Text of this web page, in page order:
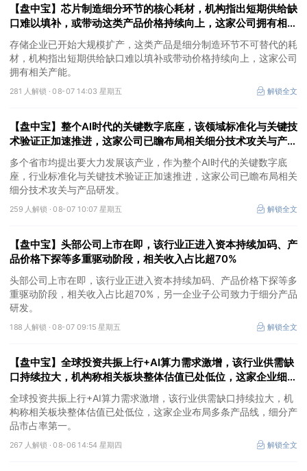
【盘中宝】芯片制造细分环节的核心耗材，机构指出短期供给缺
口难以填补，或带动这类产品价格持续向上，这家公司拥有相关
产能
存储企业已开始大规模扩产，这类产品是细分制造环节不可替代的耗
材，机构指出短期供给缺口难以填补或带动价格持续向上，这家公司
拥有相关产能。
281 人解锁 ·08-07 14:03 星期五 解锁全文
【盘中宝】整个AI时代的关键数字底座，该领域标准化与关键技
术验证正加速推进，这家公司已瞻布局相关细分技术攻关与产品
研发
多个省市均提出要大力发展该产业，作为整个AI时代的关键数字底
座，行业标准化与关键技术验证正加速推进，这家公司已瞻布局相关
细分技术攻关与产品研发。
259 人解锁 ·08-07 10:07 星期五 解锁全文
【盘中宝】头部公司上市在即，该行业正进入资本持续加码、产
品价格下探等多重驱动阶段，相关收入占比超70%
头部公司上市在即，该行业正进入资本持续加码、产品价格下探等多
重驱动阶段，相关收入占比超70%，另一企业子公司致力于细分产品
研发。
188 人解锁 ·08-07 09:15 星期五 解锁全文
【盘中宝】全球投资共振上行+AI算力需求激增，该行业供需缺
口持续拉大，机构称相关板块整体估值已处低位，这家企业细分
产品市占率第一
全球投资共振上行+AI算力需求激增，该行业供需缺口持续拉大，机
构称相关板块整体估值已处低位，这家企业布局多条产品线，细分产
品市占率第一。
267 人解锁 ·08-06 14:54 星期四 解锁全文